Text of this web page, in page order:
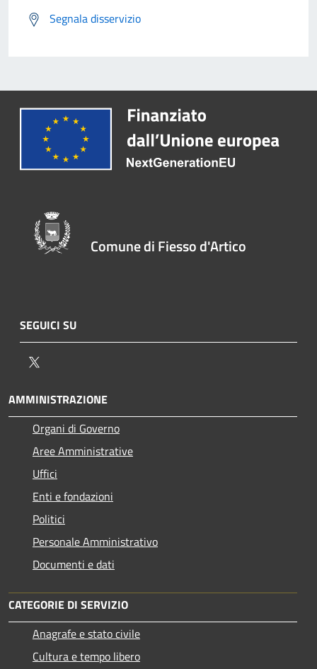
Segnala disservizio
Comune di Fiesso d'Artico
SEGUICI SU
AMMINISTRAZIONE
Organi di Governo
Aree Amministrative
Uffici
Enti e fondazioni
Politici
Personale Amministrativo
Documenti e dati
CATEGORIE DI SERVIZIO
Anagrafe e stato civile
Cultura e tempo libero